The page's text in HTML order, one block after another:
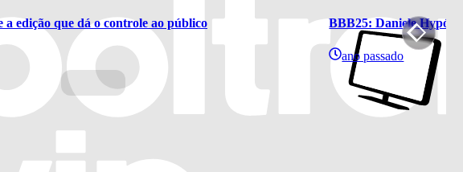
edição que dá o controle ao público BBB25: Daniele
ano passado